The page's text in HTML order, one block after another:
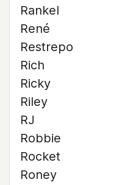
Rankel
René
Restrepo
Rich
Ricky
Riley
RJ
Robbie
Rocket
Roney